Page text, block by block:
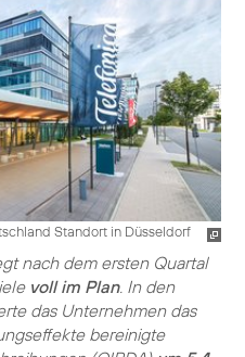
Standort in Düsseldorf
nach dem ersten Quartal
voll im Plan. In den
das Unternehmen das
bereinigte